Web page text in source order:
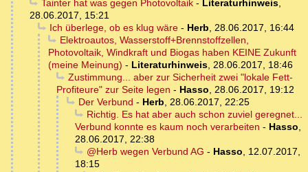
Tainter hat was gegen Photovoltaik- Literaturhinweis,
28.06.2017, 15:21
Ich überlege, ob es klug wäre- Herb, 28.06.2017, 16:44
Elektroautos, Wasserstoff+Brennstoffzellen,
Photovoltaik, Windkraft und Biogas haben KEINE Zukunft
(meine Meinung) - Literaturhinweis, 28.06.2017, 18:46
Zustimmung... aber zur Sicherheit zwei "lokale Fett-
Profiteure" zur Seite legen - Hasso, 28.06.2017, 19:12
Der Verbund - Herb, 28.06.2017, 22:25
Richtig. Es hat aber auch schon zuviel geregnet...
Verbund konnte es kaum noch verarbeiten - Hasso,
28.06.2017, 22:38
@Herb wegen Verbund AG - Hasso, 12.07.2017,
18:15